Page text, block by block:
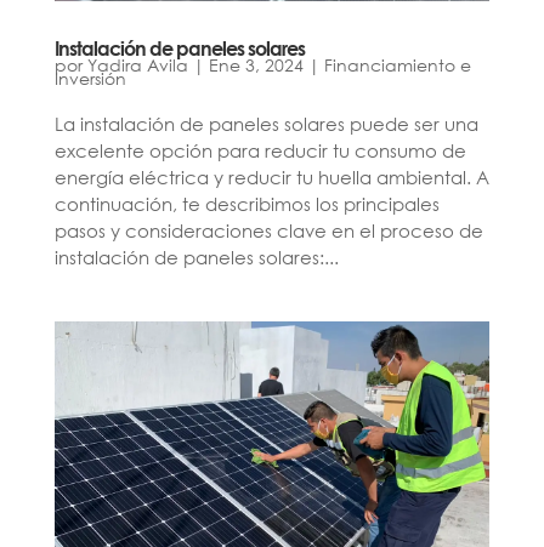
Instalación de paneles solares
porYadira Avila | Ene 3, 2024| Financiamiento e
Inversión
La instalación de paneles solares puede ser una
excelente opción para reducir tu consumo de
energía eléctrica y reducir tu huella ambiental. A
continuación, te describimos los principales
pasos y consideraciones clave en el proceso de
instalación de paneles solares:...